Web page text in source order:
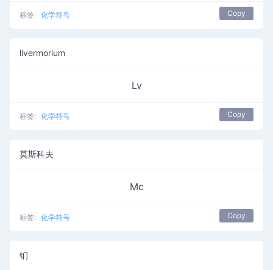
标签: 化学符号 Copy
livermorium
Lv
标签: 化学符号 Copy
莫斯科夫
Mc
标签: 化学符号 Copy
钔